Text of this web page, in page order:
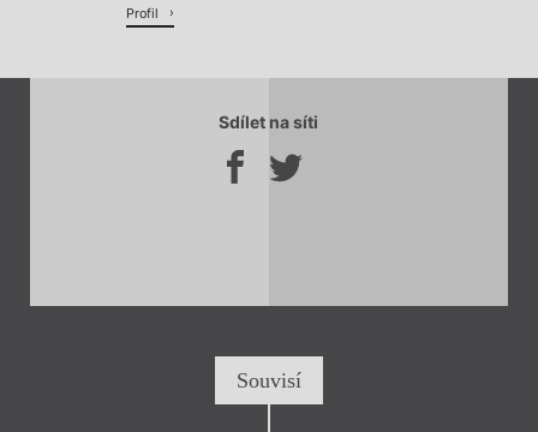
Profil
Sdílet na síti
Souvisí